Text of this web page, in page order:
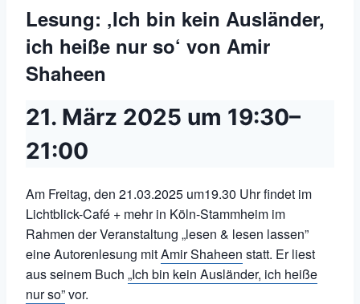
Lesung: ‚Ich bin kein Ausländer,
ich heiße nur so‘ von Amir
Shaheen
21. März 2025 um 19:30–
21:00
Am Freitag, den 21.03.2025 um19.30 Uhr findet im
Lichtblick-Café + mehr in Köln-Stammheim im
Rahmen der Veranstaltung „lesen & lesen lassen”
eine Autorenlesung mitAmir Shaheen statt. Er liest
aus seinem Buch „Ich bin kein Ausländer, ich heiße
nur so”vor.